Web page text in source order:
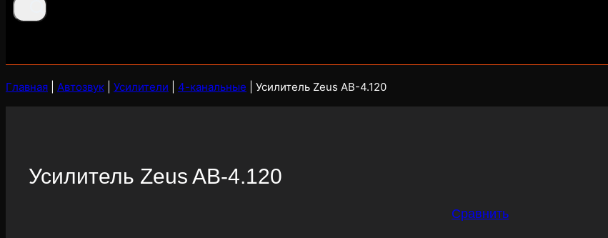
Главная Автозвук Усилители 4-канальные Усилитель Zeus AB-4.120
Усилитель Zeus AB-4.120
Сравнить